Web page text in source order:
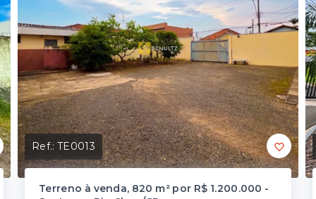
Ref.:TE0013
Terreno à venda, 820 m² por R$ 1.200.000 -